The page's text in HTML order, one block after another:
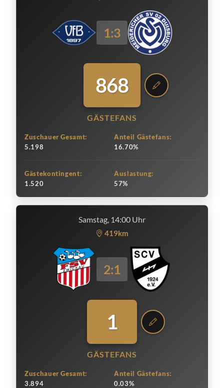
1:3
868
GÄSTEFANS
Zuschauer Gesamt:
5.198
Anteil Gästefans:
16.70%
Gästekontingent:
1.520
Auslastung:
57%
Samstag, 14:00 Uhr
419km
2:1
1
GÄSTEFANS
Zuschauer Gesamt:
3.894
Anteil Gästefans:
0.03%